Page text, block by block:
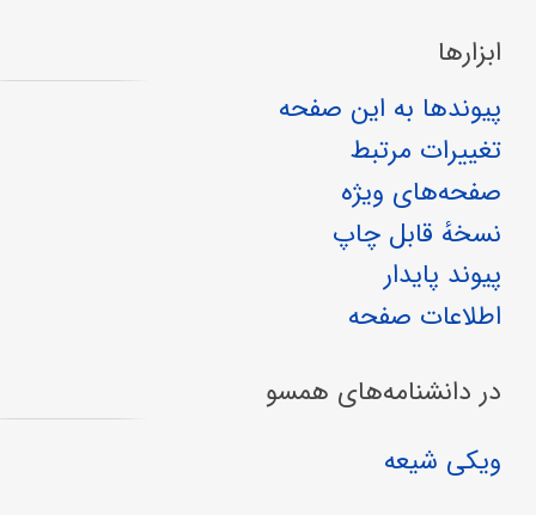
ابزارها
پیوندها به این صفحه
تغییرات مرتبط
صفحه‌های ویژه
نسخهٔ قابل چاپ
پیوند پایدار
اطلاعات صفحه
در دانشنامه‌های همسو
ویکی شیعه